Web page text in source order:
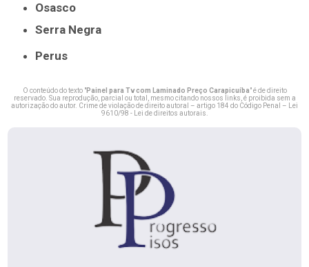
Osasco
Serra Negra
Perus
O conteúdo do texto "Painel para Tv com Laminado Preço Carapicuíba" é de direito
reservado. Sua reprodução, parcial ou total, mesmo citando nossos links, é proibida sem a
autorização do autor. Crime de violação de direito autoral – artigo 184 do Código Penal –
Lei
9610/98 - Lei de direitos autorais